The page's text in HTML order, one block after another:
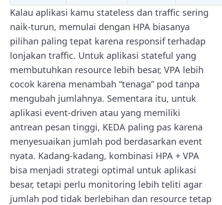
Kalau aplikasi kamu stateless dan traffic sering
naik-turun, memulai dengan HPA biasanya
pilihan paling tepat karena responsif terhadap
lonjakan traffic. Untuk aplikasi stateful yang
membutuhkan resource lebih besar, VPA lebih
cocok karena menambah “tenaga” pod tanpa
mengubah jumlahnya. Sementara itu, untuk
aplikasi event-driven atau yang memiliki
antrean pesan tinggi, KEDA paling pas karena
menyesuaikan jumlah pod berdasarkan event
nyata. Kadang-kadang, kombinasi HPA + VPA
bisa menjadi strategi optimal untuk aplikasi
besar, tetapi perlu monitoring lebih teliti agar
jumlah pod tidak berlebihan dan resource tetap